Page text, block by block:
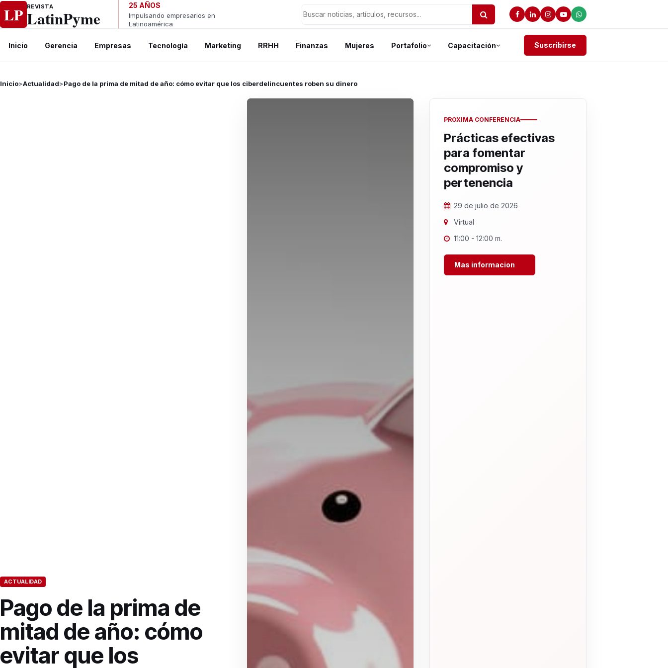
Ir al contenido
LP REVISTA
LatinPyme
25 AÑOS
Impulsando empresarios en
Latinoamérica
Inicio Gerencia Empresas Tecnología Marketing RRHH Finanzas Mujeres Portafolio Capacitación Suscribirse
Inicio>Actualidad>Pago de la prima de mitad de año: cómo evitar que los ciberdelincuentes roben su dinero
ACTUALIDAD
Pago de la prima de
mitad de año: cómo
evitar que los
PROXIMA CONFERENCIA
Prácticas efectivas
para fomentar
compromiso y
pertenencia
29 de julio de 2026
Virtual
11:00 - 12:00 m.
Mas informacion